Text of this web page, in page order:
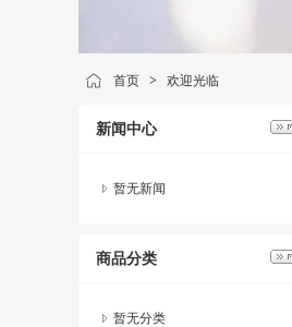
首页 > 欢迎光临
新闻中心
暂无新闻
商品分类
暂无分类